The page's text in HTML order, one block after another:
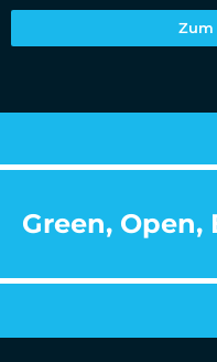
Zum
Green, Open,